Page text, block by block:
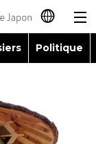
日本語
简体字
Politique